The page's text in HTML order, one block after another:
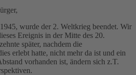
wurde der 2. Weltkrieg beendet. Wir
Ereignis in der Mitte des 20.
später, nachdem die
erlebt hatte, nicht mehr da ist und ein
vorhanden ist, ändern sich z.T.